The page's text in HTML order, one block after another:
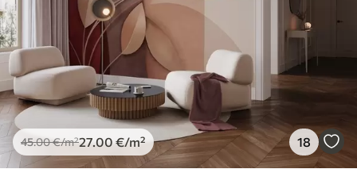
45.00€/m²27.00 €/m² 18